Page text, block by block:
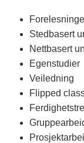
Stedbasert
Nettbasert
Egenstudier
Veiledning
Flipped